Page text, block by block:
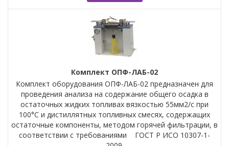
Комплект ОПФ-ЛАБ-02
Комплект оборудования ОПФ-ЛАБ-02 предназначен для
проведения анализа на содержание общего осадка в
остаточных жидких топливах вязкостью 55мм2/с при
100°С и дистиллятных топливных смесях, содержащих
остаточные компоненты, методом горячей фильтрации, в
соответствии с требованиями ГОСТ Р ИСО 10307-1-